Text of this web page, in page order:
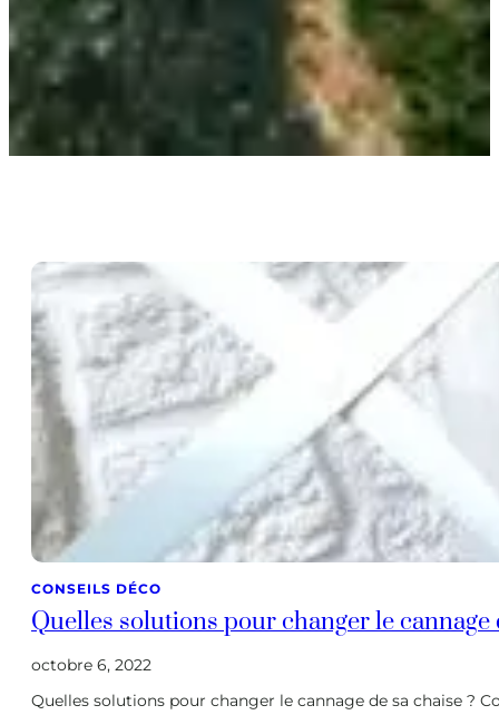
CONSEILS DÉCO
Quelles solutions pour changer le cannage
octobre 6, 2022
Quelles solutions pour changer le cannage de sa chaise ?